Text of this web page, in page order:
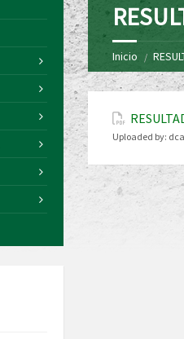
Inicio
Uploaded by: